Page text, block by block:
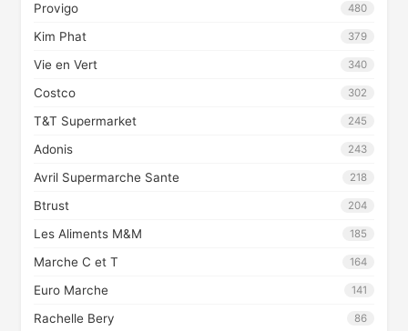
Provigo 480
Kim Phat 379
Vie en Vert 340
Costco 302
T&T Supermarket 245
Adonis 243
Avril Supermarche Sante 218
Btrust 204
Les Aliments M&M 185
Marche C et T 164
Euro Marche 141
Rachelle Bery 86